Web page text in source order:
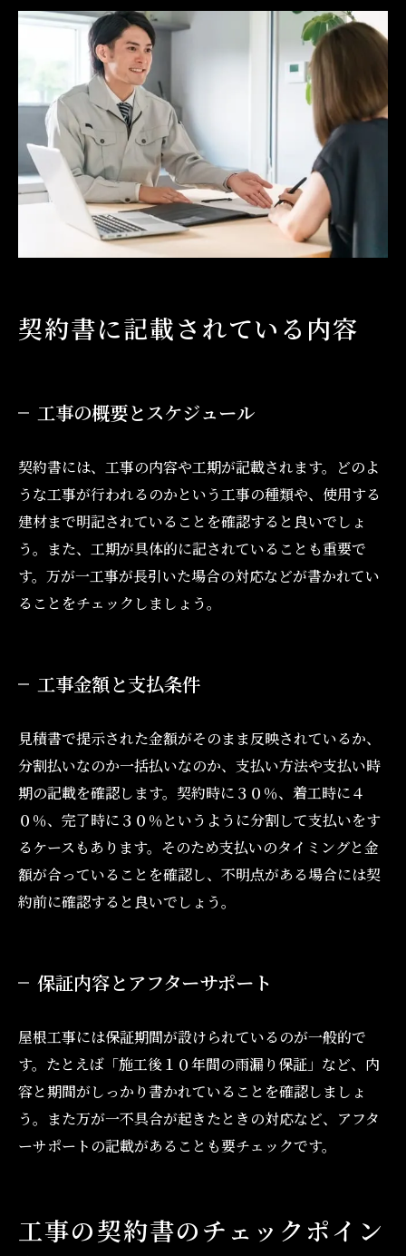
追加工事の条件
契約解除やキャンセルの規定
契約書を交わす前に確認しておきたいこと
まとめ
契約書に記載されている内容
工事の概要とスケジュール
契約書には、工事の内容や工期が記載されます。どのよ
うな工事が行われるのかという工事の種類や、使用する
建材まで明記されていることを確認すると良いでしょ
う。また、工期が具体的に記されていることも重要で
す。万が一工事が長引いた場合の対応などが書かれてい
ることをチェックしましょう。
工事金額と支払条件
見積書で提示された金額がそのまま反映されているか、
分割払いなのか一括払いなのか、支払い方法や支払い時
期の記載を確認します。契約時に３０％、着工時に４
０％、完了時に３０％というように分割して支払いをす
るケースもあります。そのため支払いのタイミングと金
額が合っていることを確認し、不明点がある場合には契
約前に確認すると良いでしょう。
保証内容とアフターサポート
屋根工事には保証期間が設けられているのが一般的で
す。たとえば「施工後１０年間の雨漏り保証」など、内
容と期間がしっかり書かれていることを確認しましょ
う。また万が一不具合が起きたときの対応など、アフタ
ーサポートの記載があることも要チェックです。
工事の契約書のチェックポイン